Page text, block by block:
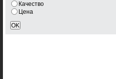
Качество
Цена